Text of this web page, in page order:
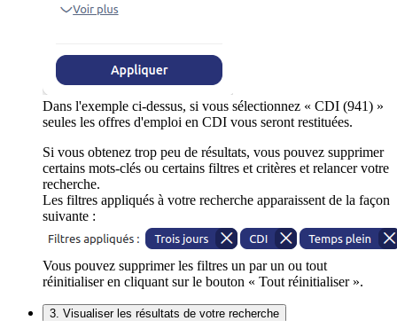
Dans l'exemple ci-dessus, si vous sélectionnez « CDI (941) »
seules les offres d'emploi en CDI vous seront restituées.
Si vous obtenez trop peu de résultats, vous pouvez supprimer
certains mots-clés ou certains filtres et critères et relancer votre
recherche.
Les filtres appliqués à votre recherche apparaissent de la façon
suivante :
Vous pouvez supprimer les filtres un par un ou tout
réinitialiser en cliquant sur le bouton « Tout réinitialiser ».
3. Visualiser les résultats de votre recherche